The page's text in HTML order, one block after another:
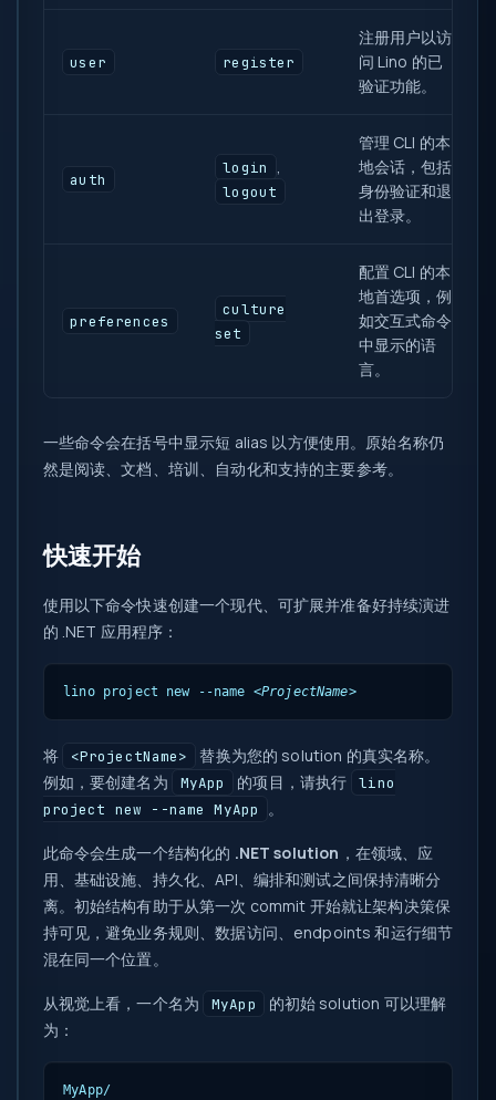
user register
注册用户以访
问 Lino 的已
验证功能。
auth
login
logout
管理 CLI 的本
地会话，包括
身份验证和退
出登录。
preferences
culture
set
配置 CLI 的本
地首选项，例
如交互式命令
中显示的语
言。
一些命令会在括号中显示短 alias 以方便使用。原始名称仍
然是阅读、文档、培训、自动化和支持的主要参考。
快速开始
使用以下命令快速创建一个现代、可扩展并准备好持续演进
的 .NET 应用程序：
lino project new --name <ProjectName>
将 <ProjectName>
替换为您的 solution 的真实名称。
例如，要创建名为
MyApp 的项目，请执行
lino
project new --name MyApp
。
此命令会生成一个结构化的 .NET solution ，在领域、应
用、基础设施、持久化、API、编排和测试之间保持清晰分
离。初始结构有助于从第一次 commit 开始就让架构决策保
持可见，避免业务规则、数据访问、endpoints 和运行细节
混在同一个位置。
从视觉上看，一个名为 MyApp
的初始 solution 可以理解
为：
MyApp/